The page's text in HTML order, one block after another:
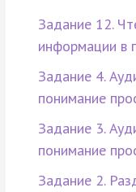
Задание 12.
информации в
Задание 4.
понимание
Задание 3.
понимание
Задание 2.